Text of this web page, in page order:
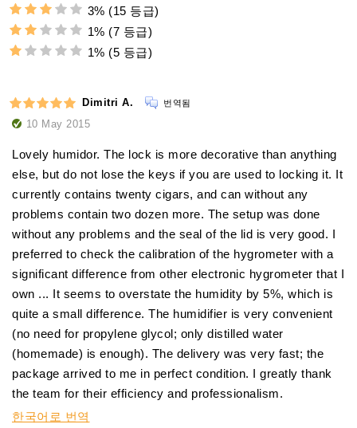
은 이온이
최적의 위생 환경을
수명과 성능 유지를
입합니다:
이제 시가가 새 보금자리로 이동하여 제한 없이 시가를 즐
길 수 있습니다.
있도록 설계되었습니다!
판이
업그레이드하고
3% (15 등급)
1% (7 등급)
1% (5 등급)
Dimitri A. 번역됨
10 May 2015
Lovely humidor. The lock is more decorative than anything
else, but do not lose the keys if you are used to locking it. It
currently contains twenty cigars, and can without any
problems contain two dozen more. The setup was done
without any problems and the seal of the lid is very good. I
preferred to check the calibration of the hygrometer with a
significant difference from other electronic hygrometer that I
own ... It seems to overstate the humidity by 5%, which is
quite a small difference. The humidifier is very convenient
(no need for propylene glycol; only distilled water
(homemade) is enough). The delivery was very fast; the
package arrived to me in perfect condition. I greatly thank
the team for their efficiency and professionalism.
한국어로 번역